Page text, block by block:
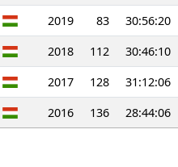
2019 83
30:56:20
2018 112
30:46:10
2017 128
31:12:06
2016 136 28:44:06